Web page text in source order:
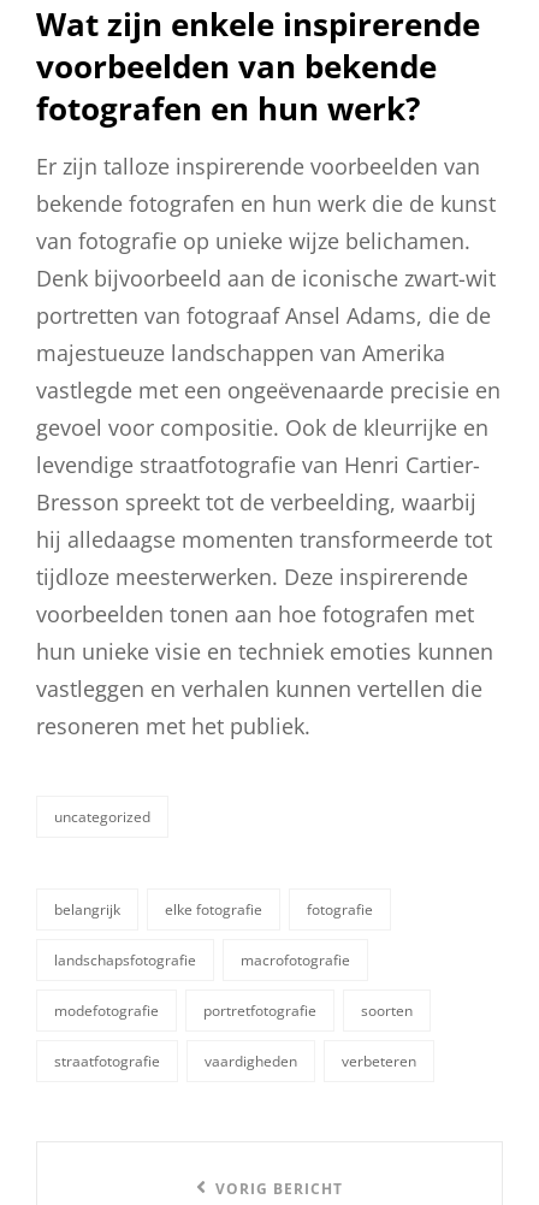
Wat zijn enkele inspirerende
voorbeelden van bekende
fotografen en hun werk?
Er zijn talloze inspirerende voorbeelden van
bekende fotografen en hun werk die de kunst
van fotografie op unieke wijze belichamen.
Denk bijvoorbeeld aan de iconische zwart-wit
portretten van fotograaf Ansel Adams, die de
majestueuze landschappen van Amerika
vastlegde met een ongeëvenaarde precisie en
gevoel voor compositie. Ook de kleurrijke en
levendige straatfotografie van Henri Cartier-
Bresson spreekt tot de verbeelding, waarbij
hij alledaagse momenten transformeerde tot
tijdloze meesterwerken. Deze inspirerende
voorbeelden tonen aan hoe fotografen met
hun unieke visie en techniek emoties kunnen
vastleggen en verhalen kunnen vertellen die
resoneren met het publiek.
categorieën
uncategorized
belangrijk elke fotografie fotografie
landschapsfotografie macrofotografie
modefotografie portretfotografie soorten
straatfotografie vaardigheden verbeteren
VORIG BERICHT